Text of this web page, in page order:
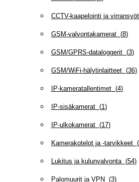
CCTV-kaapelointi ja
GSM-valvontakamerat(8)
GSM/GPRS-dataloggerit(3)
GSM/WiFi-hälytinlaitteet(36)
IP-kameratallentimet(4)
IP-sisäkamerat(1)
IP-ulkokamerat(17)
Kamerakotelot ja -tarvikkeet(
Lukitus ja kulunvalvonta(54)
Palomuurit ja VPN (3)